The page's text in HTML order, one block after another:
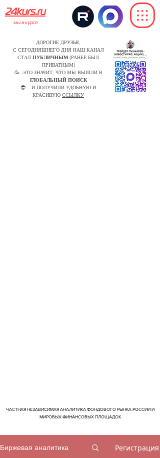
24kurs.ru
мы в курсе
ДОРОГИЕ ДРУЗЬЯ,
С СЕГОДНЯШНЕГО ДНЯ НАШ КАНАЛ
СТАЛ ПУБЛИЧНЫМ (РАНЕЕ БЫЛ
ПРИВАТНЫМ)
🥳 ЭТО ЗНАЧИТ, ЧТО МЫ ВЫШЛИ В
ГЛОБАЛЬНЫЙ ПОИСК
😎 ...И ПОЛУЧИЛИ УДОБНУЮ И
КРАСИВУЮ ССЫЛКУ
ЧАСТНАЯ НЕЗАВИСИМАЯ АНАЛИТИКА ФОНДОВОГО РЫНКА РОССИИ И
МИРОВЫХ ФИНАНСОВЫХ ПЛОЩАДОК
Биржевая аналитика Регистрация